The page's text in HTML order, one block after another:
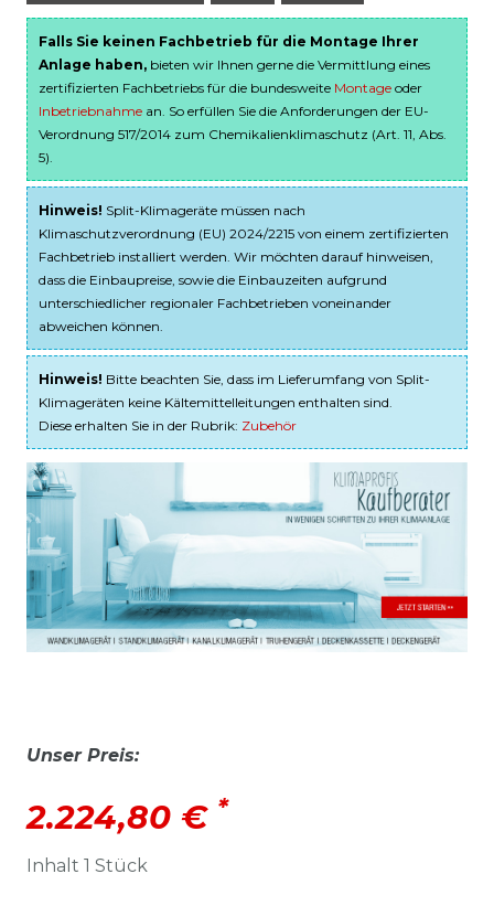
Falls Sie keinen Fachbetrieb für die Montage Ihrer
Anlage haben, bieten wir Ihnen gerne die Vermittlung eines
zertifizierten Fachbetriebs für die bundesweite Montage oder
Inbetriebnahme an. So erfüllen Sie die Anforderungen der EU-
Verordnung 517/2014 zum Chemikalienklimaschutz (Art. 11, Abs.
5).
Hinweis! Split-Klimageräte müssen nach
Klimaschutzverordnung (EU) 2024/2215 von einem zertifizierten
Fachbetrieb installiert werden. Wir möchten darauf hinweisen,
dass die Einbaupreise, sowie die Einbauzeiten aufgrund
unterschiedlicher regionaler Fachbetrieben voneinander
abweichen können.
Hinweis! Bitte beachten Sie, dass im Lieferumfang von Split-
Klimageräten keine Kältemittelleitungen enthalten sind.
Diese erhalten Sie in der Rubrik: Zubehör
Unser Preis:
2.224,80 € *
Inhalt 1 Stück